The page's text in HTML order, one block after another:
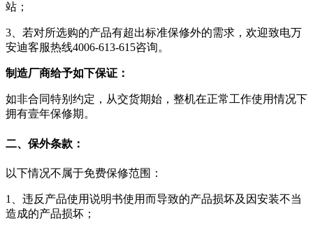
站；
3、若对所选购的产品有超出标准保修外的需求，欢迎致电万
安迪客服热线4006-613-615咨询。
制造厂商给予如下保证：
如非合同特别约定，从交货期始，整机在正常工作使用情况下
拥有壹年保修期。
二、保外条款：
以下情况不属于免费保修范围：
1、违反产品使用说明书使用而导致的产品损坏及因安装不当
造成的产品损坏；